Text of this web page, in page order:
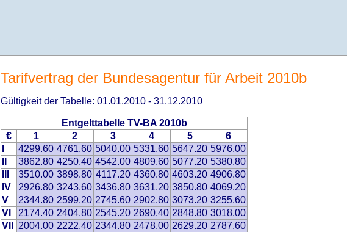
Tarifvertrag der Bundesagentur für Arbeit 2010b
Gültigkeit der Tabelle: 01.01.2010 - 31.12.2010
Entgelttabelle TV-BA 2010b
€
1 2 3 4 5
6
4299.60 4761.60 5040.00 5331.60 5647.20 5976.00
3862.80 4250.40 4542.00 4809.60 5077.20 5380.80
3510.00 3898.80 4117.20 4360.80 4603.20 4906.80
IV
2926.80 3243.60 3436.80 3631.20 3850.80 4069.20
V
2344.80 2599.20 2745.60 2902.80 3073.20 3255.60
VI
2174.40 2404.80 2545.20 2690.40 2848.80 3018.00
VII
2004.00 2222.40 2344.80 2478.00 2629.20 2787.60